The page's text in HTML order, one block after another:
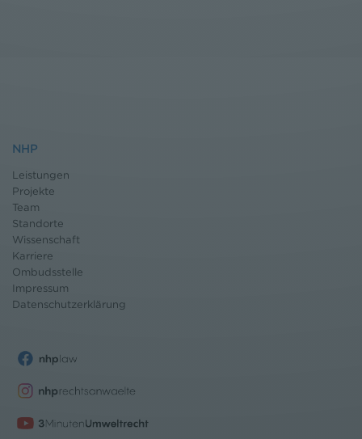
NHP
Leistungen
Projekte
Team
Standorte
Wissenschaft
Karriere
Ombudsstelle
Impressum
Datenschutzerklärung